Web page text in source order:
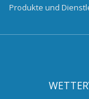
Produkte und